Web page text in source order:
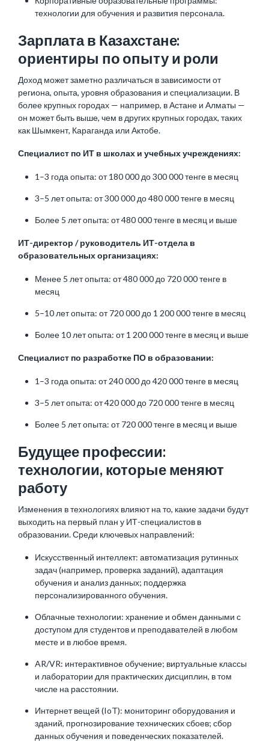
технологии для обучения и развития персонала.
Зарплата в Казахстане:
ориентиры по опыту и роли
Доход может заметно различаться в зависимости от
региона, опыта, уровня образования и специализации. В
более крупных городах — например, в Астане и Алматы —
он может быть выше, чем в других крупных городах, таких
как Шымкент, Караганда или Актобе.
Специалист по ИТ в школах и учебных учреждениях:
1–3 года опыта: от 180 000 до 300 000 тенге в месяц
3–5 лет опыта: от 300 000 до 480 000 тенге в месяц
Более 5 лет опыта: от 480 000 тенге в месяц и выше
ИТ-директор / руководитель ИТ-отдела в
образовательных организациях:
Менее 5 лет опыта: от 480 000 до 720 000 тенге в
месяц
5–10 лет опыта: от 720 000 до 1 200 000 тенге в месяц
Более 10 лет опыта: от 1 200 000 тенге в месяц и выше
Специалист по разработке ПО в образовании:
1–3 года опыта: от 240 000 до 420 000 тенге в месяц
3–5 лет опыта: от 420 000 до 720 000 тенге в месяц
Более 5 лет опыта: от 720 000 тенге в месяц и выше
Будущее профессии:
технологии, которые меняют
работу
Изменения в технологиях влияют на то, какие задачи будут
выходить на первый план у ИТ-специалистов в
образовании. Среди ключевых направлений:
Искусственный интеллект: автоматизация рутинных
задач (например, проверка заданий), адаптация
обучения и анализ данных; поддержка
персонализированного обучения.
Облачные технологии: хранение и обмен данными с
доступом для студентов и преподавателей в любом
месте и в любое время.
AR/VR: интерактивное обучение; виртуальные классы
и лаборатории для практических дисциплин, в том
числе на расстоянии.
Интернет вещей (IoT): мониторинг оборудования и
зданий, прогнозирование технических сбоев; сбор
данных обучения и поведенческих показателей.